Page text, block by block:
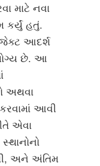
માટે નવા
કર્યું હતું.
આદર્શ
છે. આ
અથવા
આવી
એવા
અને અંતિમ